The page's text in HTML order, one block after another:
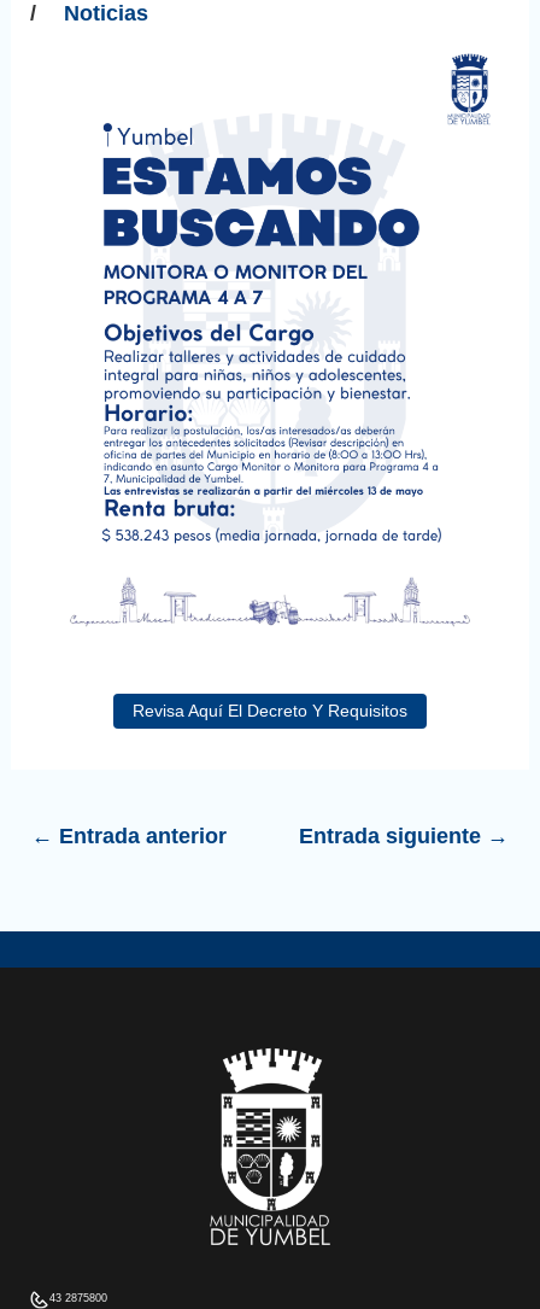
/ Noticias
Revisa Aquí El Decreto Y Requisitos
← Entrada anterior Entrada siguiente →
43 2875800